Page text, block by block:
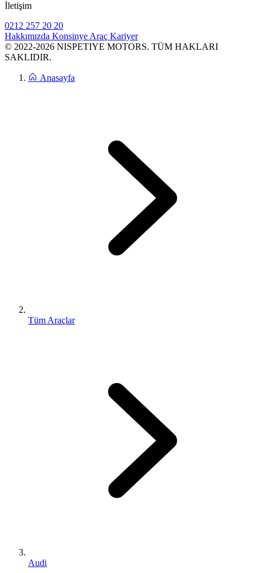
İletişim
0212 257 20 20
Hakkımızda Konsinye Araç Kariyer
© 2022-2026 NISPETIYE MOTORS. TÜM HAKLARI
SAKLIDIR.
Anasayfa
Tüm Araçlar
Audi